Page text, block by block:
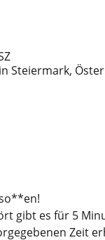
Steiermark,
gibt es für 5
Zeit